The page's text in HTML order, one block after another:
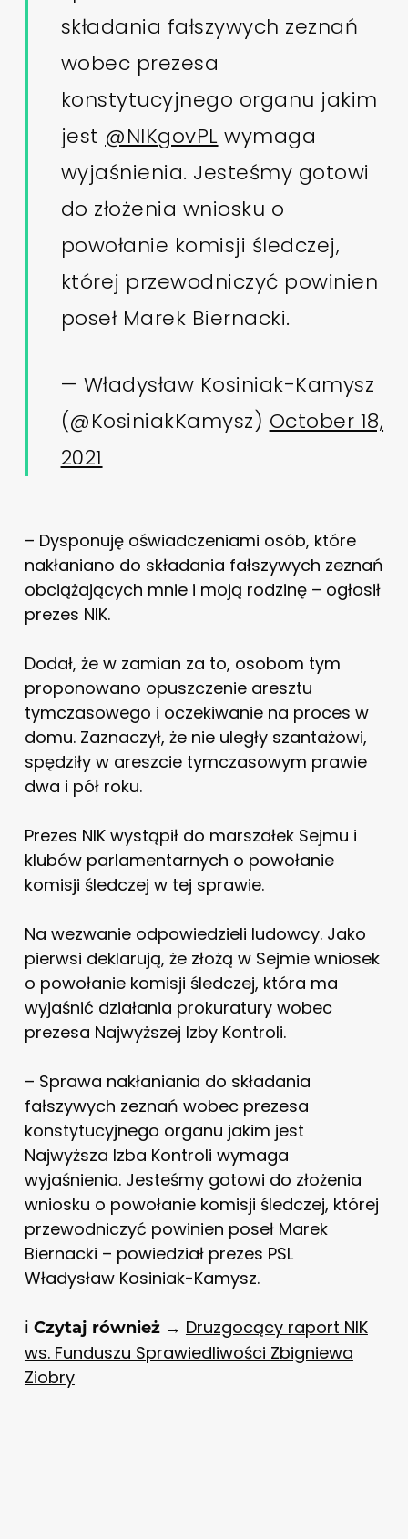
składania fałszywych zeznań
wobec prezesa
konstytucyjnego organu jakim
jest @NIKgovPL wymaga
wyjaśnienia. Jesteśmy gotowi
do złożenia wniosku o
powołanie komisji śledczej,
której przewodniczyć powinien
poseł Marek Biernacki.
— Władysław Kosiniak-Kamysz
(@KosiniakKamysz) October 18,
2021
– Dysponuję oświadczeniami osób, które
nakłaniano do składania fałszywych zeznań
obciążających mnie i moją rodzinę – ogłosił
prezes NIK.
Dodał, że w zamian za to, osobom tym
proponowano opuszczenie aresztu
tymczasowego i oczekiwanie na proces w
domu. Zaznaczył, że nie uległy szantażowi,
spędziły w areszcie tymczasowym prawie
dwa i pół roku.
Prezes NIK wystąpił do marszałek Sejmu i
klubów parlamentarnych o powołanie
komisji śledczej w tej sprawie.
Na wezwanie odpowiedzieli ludowcy. Jako
pierwsi deklarują, że złożą w Sejmie wniosek
o powołanie komisji śledczej, która ma
wyjaśnić działania prokuratury wobec
prezesa Najwyższej Izby Kontroli.
– Sprawa nakłaniania do składania
fałszywych zeznań wobec prezesa
konstytucyjnego organu jakim jest
Najwyższa Izba Kontroli wymaga
wyjaśnienia. Jesteśmy gotowi do złożenia
wniosku o powołanie komisji śledczej, której
przewodniczyć powinien poseł Marek
Biernacki – powiedział prezes PSL
Władysław Kosiniak-Kamysz.
ℹ️ Czytaj również→ Druzgocący raport NIK
ws. Funduszu Sprawiedliwości Zbigniewa
Ziobry